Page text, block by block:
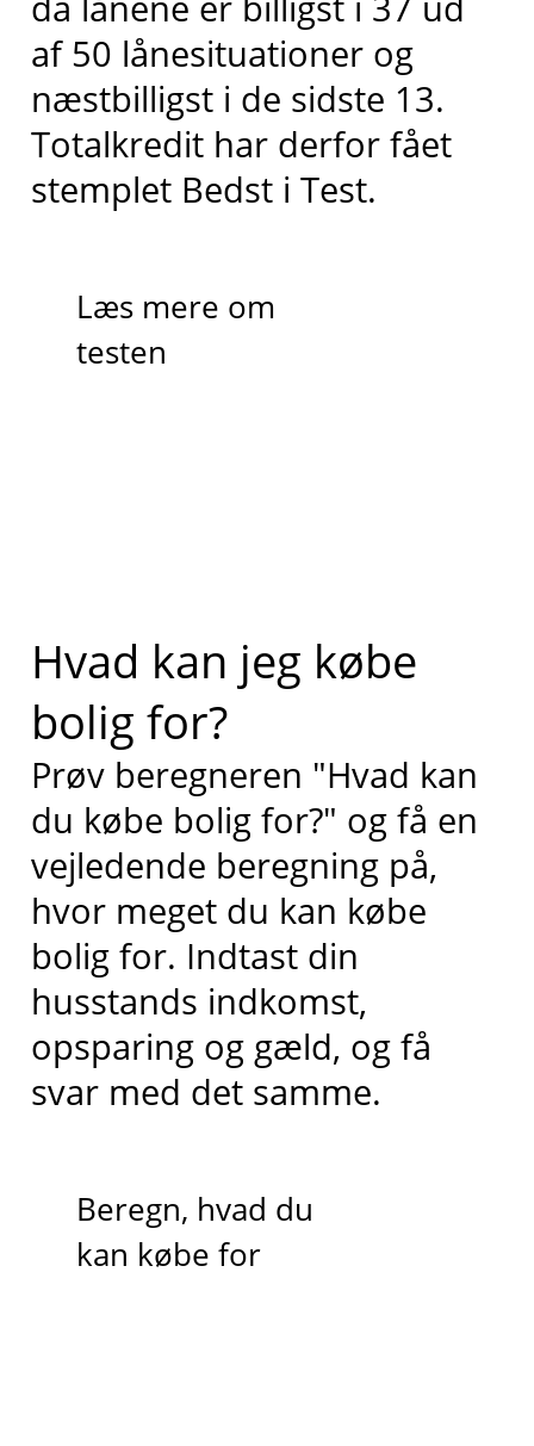
af 50 lånesituationer og
næstbilligsti de sidste 13.
Totalkredit har derfor fået
stemplet Bedst i Test.
Læs mere om
testen
Hvad kan jeg købe
bolig for?
Prøv beregneren "Hvad kan
du købe bolig for?" og få en
vejledende beregning på,
hvor meget du kan købe
bolig for. Indtast din
husstands indkomst,
opsparing og gæld, og få
svar med det samme.
Beregn, hvad du
kan købe for